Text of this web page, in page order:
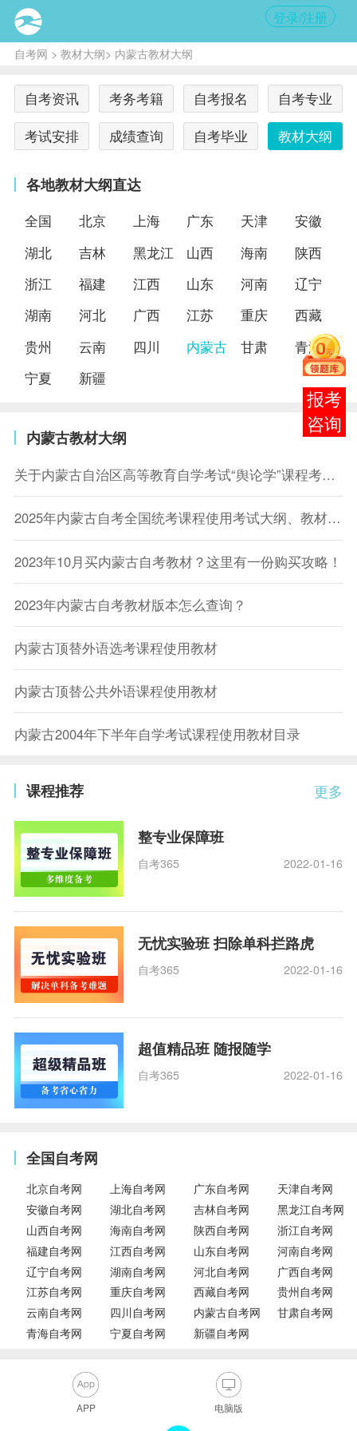
登录/注册
自考网 > 教材大纲> 内蒙古教材大纲
自考资讯 考务考籍 自考报名
自考专业
考试安排
成绩查询 自考毕业 教材大纲
各地教材大纲直达
全国 北京 上海 广东 天津
安徽
湖北
吉林 黑龙江 山西 海南
陕西
浙江
福建 江西 山东 河南
辽宁
湖南
河北 广西 江苏 重庆
西藏
贵州
云南 四川 内蒙古 甘肃
青海
宁夏
新疆
内蒙古教材大纲
关于内蒙古自治区高等教育自学考试“舆论学”课程考试教材调整的公告
2025年内蒙古自考全国统考课程使用考试大纲、教材目录
2023年10月买内蒙古自考教材？这里有一份购买攻略！
2023年内蒙古自考教材版本怎么查询？
内蒙古顶替外语选考课程使用教材
内蒙古顶替公共外语课程使用教材
内蒙古2004年下半年自学考试课程使用教材目录
更多
课程推荐
整专业保障班
自考365 2022-01-16
无忧实验班 扫除单科拦路虎
自考365 2022-01-16
超值精品班 随报随学
自考365 2022-01-16
全国自考网
北京自考网 上海自考网 广东自考网
天津自考网
安徽自考网
湖北自考网 吉林自考网
黑龙江自考网
山西自考网
海南自考网 陕西自考网
浙江自考网
福建自考网
江西自考网 山东自考网
河南自考网
辽宁自考网
湖南自考网 河北自考网
广西自考网
江苏自考网
重庆自考网 西藏自考网
贵州自考网
云南自考网
四川自考网 内蒙古自考网
甘肃自考网
青海自考网
宁夏自考网 新疆自考网
APP 电脑版
在线
客服